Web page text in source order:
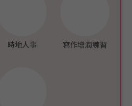
時地人事 寫作增潤練習